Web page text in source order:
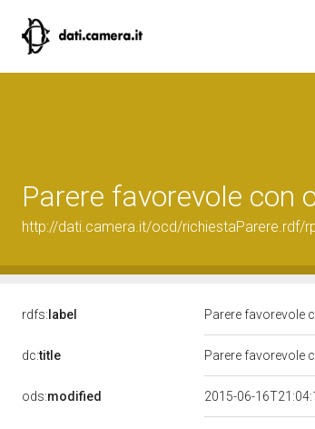
Parere favorevole con
http://dati.camera.it/ocd/richiestaParere.rdf/
rdfs: label Parere favorevole
dc:title Parere favorevole
ods:modified 2015-06-